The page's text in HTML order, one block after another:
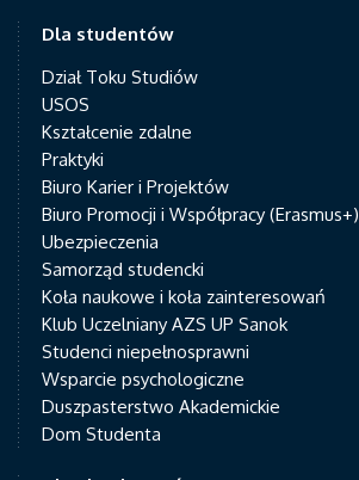
Dla studentów
Dział Toku Studiów
USOS
Kształcenie zdalne
Praktyki
Biuro Karier i Projektów
Biuro Promocji i Współpracy (Erasmus+)
Ubezpieczenia
Samorząd studencki
Koła naukowe i koła zainteresowań
Klub Uczelniany AZS UP Sanok
Studenci niepełnosprawni
Wsparcie psychologiczne
Duszpasterstwo Akademickie
Dom Studenta